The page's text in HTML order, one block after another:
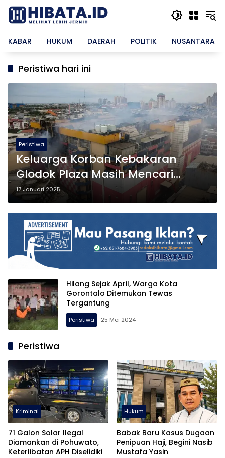
Langsung
konten
KABAR
HUKUM DAERAH POLITIK NUSANTARA
Peristiwa hari ini
Peristiwa
Keluarga Korban Kebakaran
Glodok Plaza Masih Mencari
Kepastian
17 Januari 2025
Hilang Sejak April, Warga Kota
Gorontalo Ditemukan Tewas
Tergantung
Peristiwa 25 Mei 2024
Peristiwa
Kriminal
71 Galon Solar Ilegal
Diamankan di Pohuwato,
Keterlibatan APH Diselidiki
Hukum
Babak Baru Kasus Dugaan
Penipuan Haji, Begini Nasib
Mustafa Yasin